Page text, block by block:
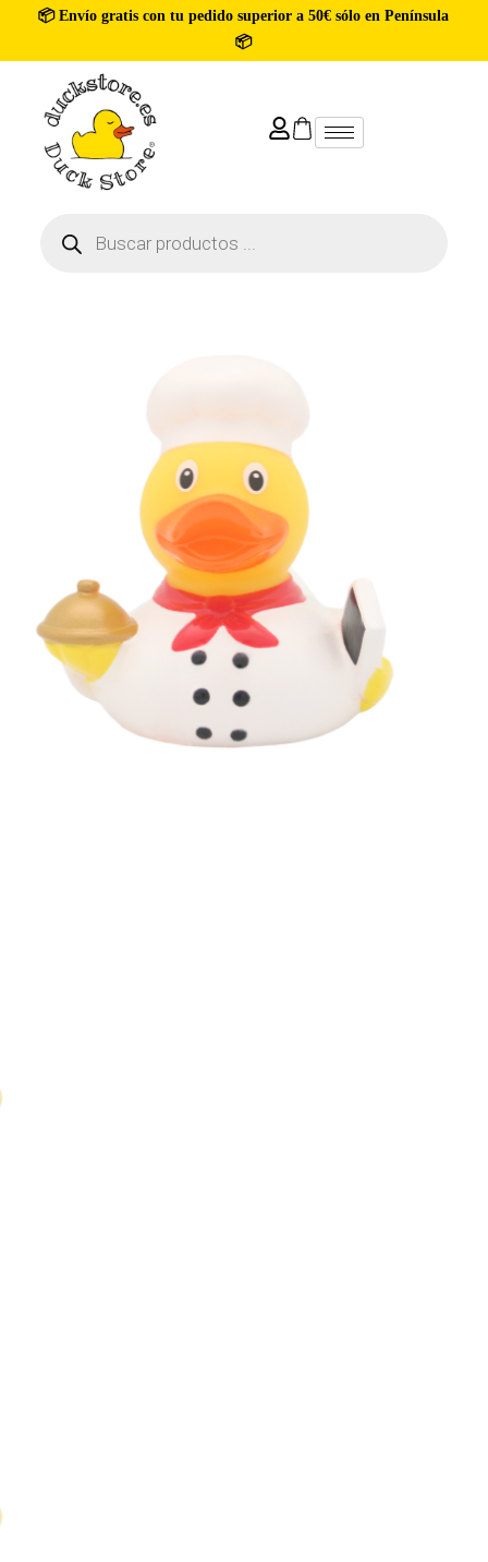
📦 Envío gratis con tu pedido superior a 50€ sólo en Península
📦